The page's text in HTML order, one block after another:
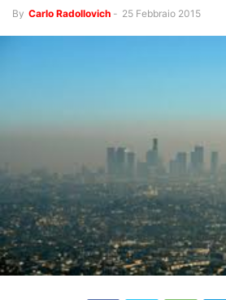
By Carlo Radollovich - 25 Febbraio 2015